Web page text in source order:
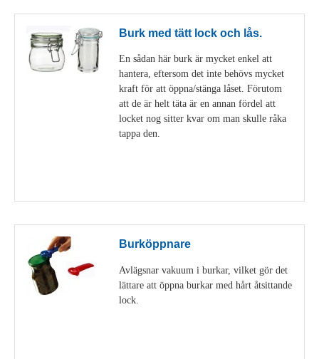
Burk med tätt lock och lås.
En sådan här burk är mycket enkel att
hantera, eftersom det inte behövs mycket
kraft för att öppna/stänga låset. Förutom
att de är helt täta är en annan fördel att
locket nog sitter kvar om man skulle råka
tappa den.
Burköppnare
Avlägsnar vakuum i burkar, vilket gör det
lättare att öppna burkar med hårt åtsittande
lock.